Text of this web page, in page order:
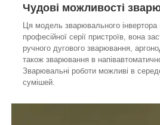
Чудові можливості
Ця модель зварювального
професійної серії пристроїв, вона
ручного дугового зварювання,
також зварювання в
Зварювальні роботи можливі в
сумішей.